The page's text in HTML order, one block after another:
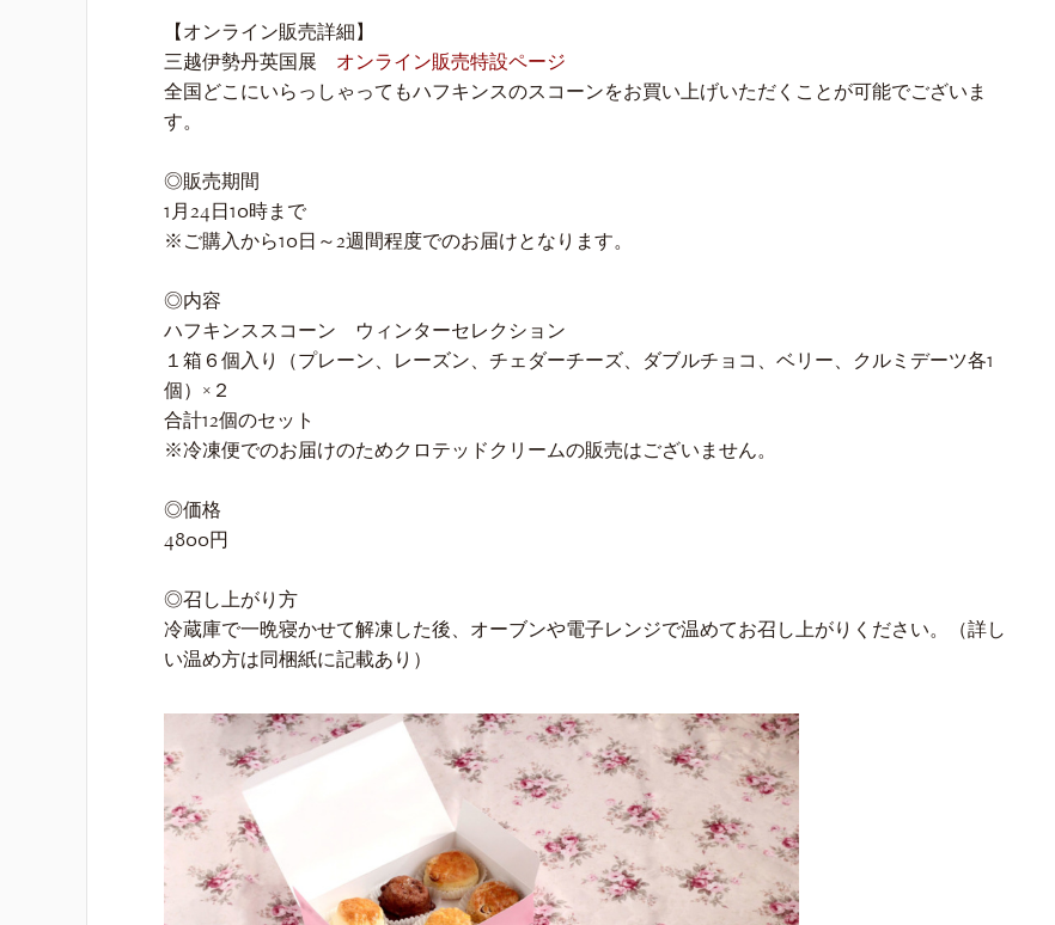
【オンライン販売詳細】
三越伊勢丹英国展 オンライン販売特設ページ
全国どこにいらっしゃってもハフキンスのスコーンをお買い上げいただくことが可能でございま
す。
◎販売期間
1月24日10時まで
※ご購入から10日～2週間程度でのお届けとなります。
◎内容
ハフキンススコーン ウィンターセレクション
１箱６個入り（プレーン、レーズン、チェダーチーズ、ダブルチョコ、ベリー、クルミデーツ各1
個）×２
合計12個のセット
※冷凍便でのお届けのためクロテッドクリームの販売はございません。
◎価格
4800円
◎召し上がり方
冷蔵庫で一晩寝かせて解凍した後、オーブンや電子レンジで温めてお召し上がりください。（詳し
い温め方は同梱紙に記載あり）